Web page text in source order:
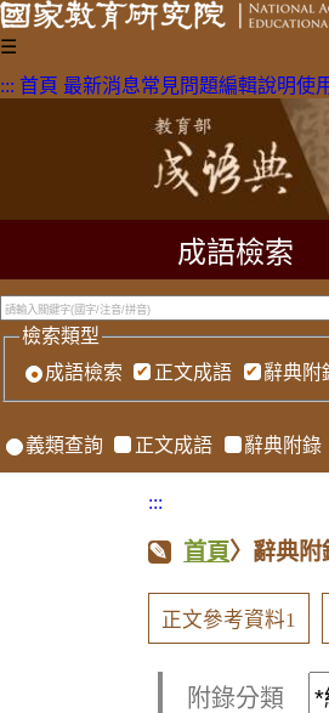
☰
::: 首頁 最新消息常見問題編輯說明使
成語檢索
檢索類型
成語檢索
正文成語 辭典附
義類查詢 正文成語 辭典附錄
:::
首頁〉辭典附
正文參考資料1
附錄分類